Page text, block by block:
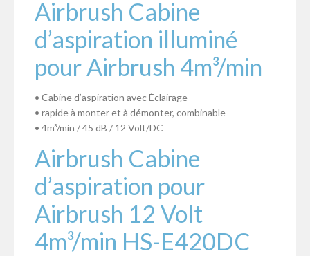
Airbrush Cabine
d’aspiration illuminé
pour Airbrush 4m³/min
• Cabine d’aspiration avec Éclairage
• rapide à monter et à démonter, combinable
• 4m³/min / 45 dB / 12 Volt/DC
Airbrush Cabine
d’aspiration pour
Airbrush 12 Volt
4m³/min HS-E420DC